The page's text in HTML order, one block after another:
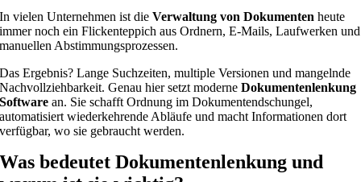
In vielen Unternehmen ist dieVerwaltung von Dokumenten heute
immer noch ein Flickenteppich aus Ordnern, E-Mails, Laufwerken und
manuellen Abstimmungsprozessen.
Das Ergebnis? Lange Suchzeiten, multiple Versionen und mangelnde
Nachvollziehbarkeit. Genau hier setzt moderneDokumentenlenkung
Software an. Sie schafft Ordnung im Dokumentendschungel,
automatisiert wiederkehrende Abläufe und macht Informationen dort
verfügbar, wo sie gebraucht werden.
Was bedeutet Dokumentenlenkung und